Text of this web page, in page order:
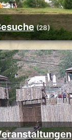
Besuche (28)
Veranstaltungen